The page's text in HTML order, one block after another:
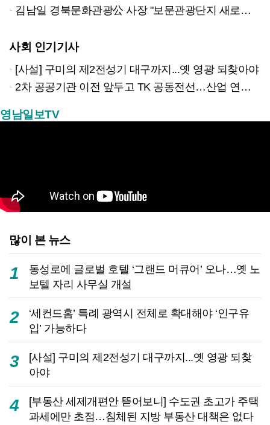
김남일 경북문화관광公 사장 "보문관광단지 새로운 관광 패러다임 주도하는 공간으로 발전시키겠다"
사회 인기기사
[사설] 구미의 제2전성기 대구까지...옛 영광 되찾아야
2차 공공기관 이전 앞두고 TK 공동전선…산업 연계형 유치 승부수
영남일보TV
많이 본 뉴스
1
동성로에 글로벌 호텔 ‘그랜드 머큐어’ 오나…옛 노
보텔 자리 사무실 개설
2
‘세컨드홈’ 특례 광역시 전체로 확대해야 ‘인구유
입’ 가능하다
3
[사설] 구미의 제2전성기 대구까지...옛 영광 되찾
아야
4
[부동산 세제개편안 뜯어보니] 수도권 초고가 주택
과세에만 초점…침체된 지방 부동산 대책은 없다